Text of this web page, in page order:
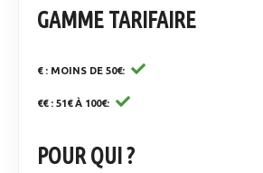
GAMME TARIFAIRE
€ : MOINS DE 50€
€€ : 51€ À 100€
POUR QUI ?